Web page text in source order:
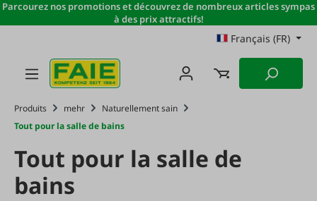
Passer au contenu principal
Parcourez nos promotions et découvrez de nombreux articles sympas
à des prix attractifs!
Français (FR)
Produits mehr
Naturellement sain
Tout pour la salle de bains
Tout pour la salle de
bains